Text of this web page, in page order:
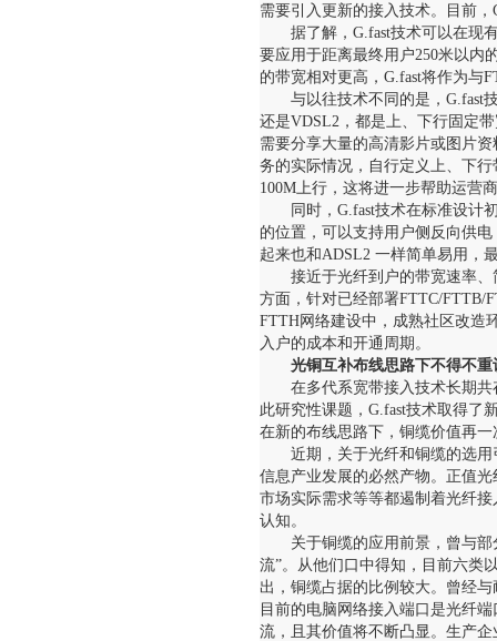
需要引入更新的接入技术。目前
据了解，G.fast技术可以在现
要应用于距离最终用户250米以内
的带宽相对更高，G.fast将作为与
与以往技术不同的是，G.fast
还是VDSL2，都是上、下行固定
需要分享大量的高清影片或图片
务的实际情况，自行定义上、下
100M上行，这将进一步帮助运营
同时，G.fast技术在标准设计
的位置，可以支持用户侧反向供
起来也和ADSL2 一样简单易用，
接近于光纤到户的带宽速率
方面，针对已经部署FTTC/FTTB/
FTTH网络建设中，成熟社区改造
入户的成本和开通周期。
光铜互补布线思路下不得不重
在多代系宽带接入技术长期
此研究性课题，G.fast技术取得了
在新的布线思路下，铜缆价值再
近期，关于光纤和铜缆的选
信息产业发展的必然产物。正值
市场实际需求等等都遏制着光纤
认知。
关于铜缆的应用前景，曾与
流”。从他们口中得知，目前六类
出，铜缆占据的比例较大。曾经
目前的电脑网络接入端口是光纤
流，且其价值将不断凸显。生产